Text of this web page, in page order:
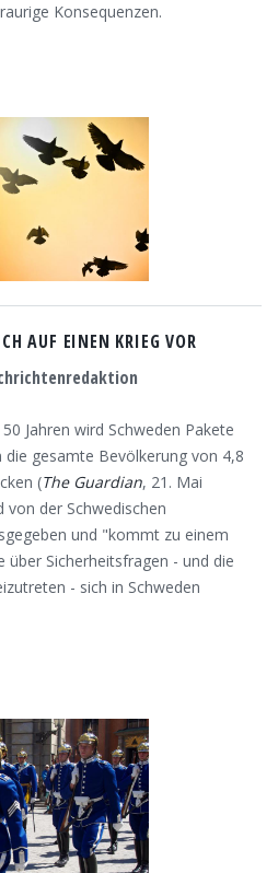
Konsequenzen.
AUF EINEN KRIEG VOR
Jahren wird Schweden Pakete
gesamte Bevölkerung von 4,8
(The Guardian, 21. Mai
von der Schwedischen
und "kommt zu einem
Sicherheitsfragen - und die
- sich in Schweden